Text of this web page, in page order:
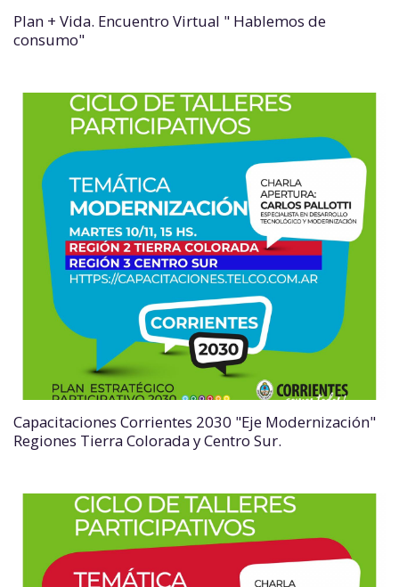
Plan + Vida. Encuentro Virtual " Hablemos de
consumo"
Capacitaciones Corrientes 2030 "Eje Modernización"
Regiones Tierra Colorada y Centro Sur.